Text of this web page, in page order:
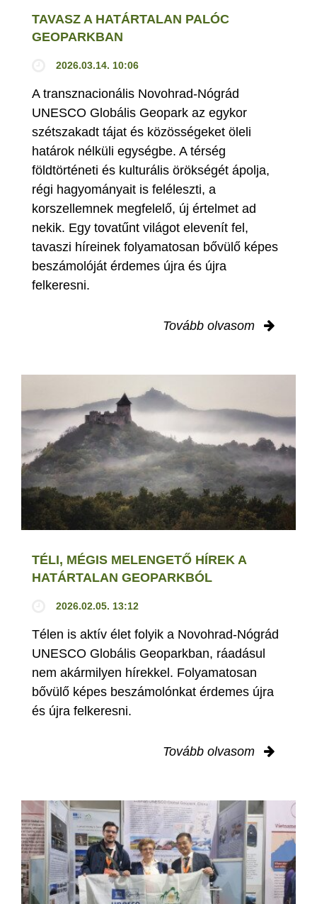
TAVASZ A HATÁRTALAN PALÓC
GEOPARKBAN
2026.03.14. 10:06
A transznacionális Novohrad-Nógrád
UNESCO Globális Geopark az egykor
szétszakadt tájat és közösségeket öleli
határok nélküli egységbe. A térség
földtörténeti és kulturális örökségét ápolja,
régi hagyományait is feléleszti, a
korszellemnek megfelelő, új értelmet ad
nekik. Egy tovatűnt világot elevenít fel,
tavaszi híreinek folyamatosan bővülő képes
beszámolóját érdemes újra és újra
felkeresni.
Tovább olvasom
TÉLI, MÉGIS MELENGETŐ HÍREK A
HATÁRTALAN GEOPARKBÓL
2026.02.05. 13:12
Télen is aktív élet folyik a Novohrad-Nógrád
UNESCO Globális Geoparkban, ráadásul
nem akármilyen hírekkel. Folyamatosan
bővülő képes beszámolónkat érdemes újra
és újra felkeresni.
Tovább olvasom